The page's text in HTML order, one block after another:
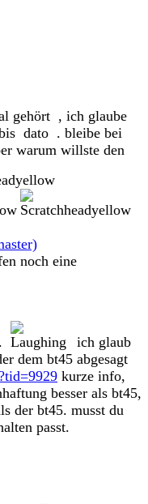
gehört , ich glaube
dato . bleibe bei
warum willste den
noch eine
ich glaub
dem bt45 abgesagt
kurze info,
besser als bt45,
der bt45. musst du
passt.